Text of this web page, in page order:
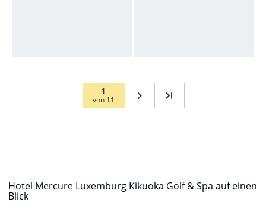
1
von 11
Hotel Mercure Luxemburg Kikuoka Golf & Spa auf einen
Blick